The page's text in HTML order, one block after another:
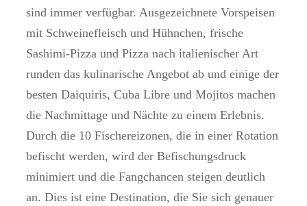
sind immer verfügbar. Ausgezeichnete Vorspeisen
mit Schweinefleisch und Hühnchen, frische
Sashimi-Pizza und Pizza nach italienischer Art
runden das kulinarische Angebot ab und einige der
besten Daiquiris, Cuba Libre und Mojitos machen
die Nachmittage und Nächte zu einem Erlebnis.
Durch die 10 Fischereizonen, die in einer Rotation
befischt werden, wird der Befischungsdruck
minimiert und die Fangchancen steigen deutlich
an. Dies ist eine Destination, die Sie sich genauer